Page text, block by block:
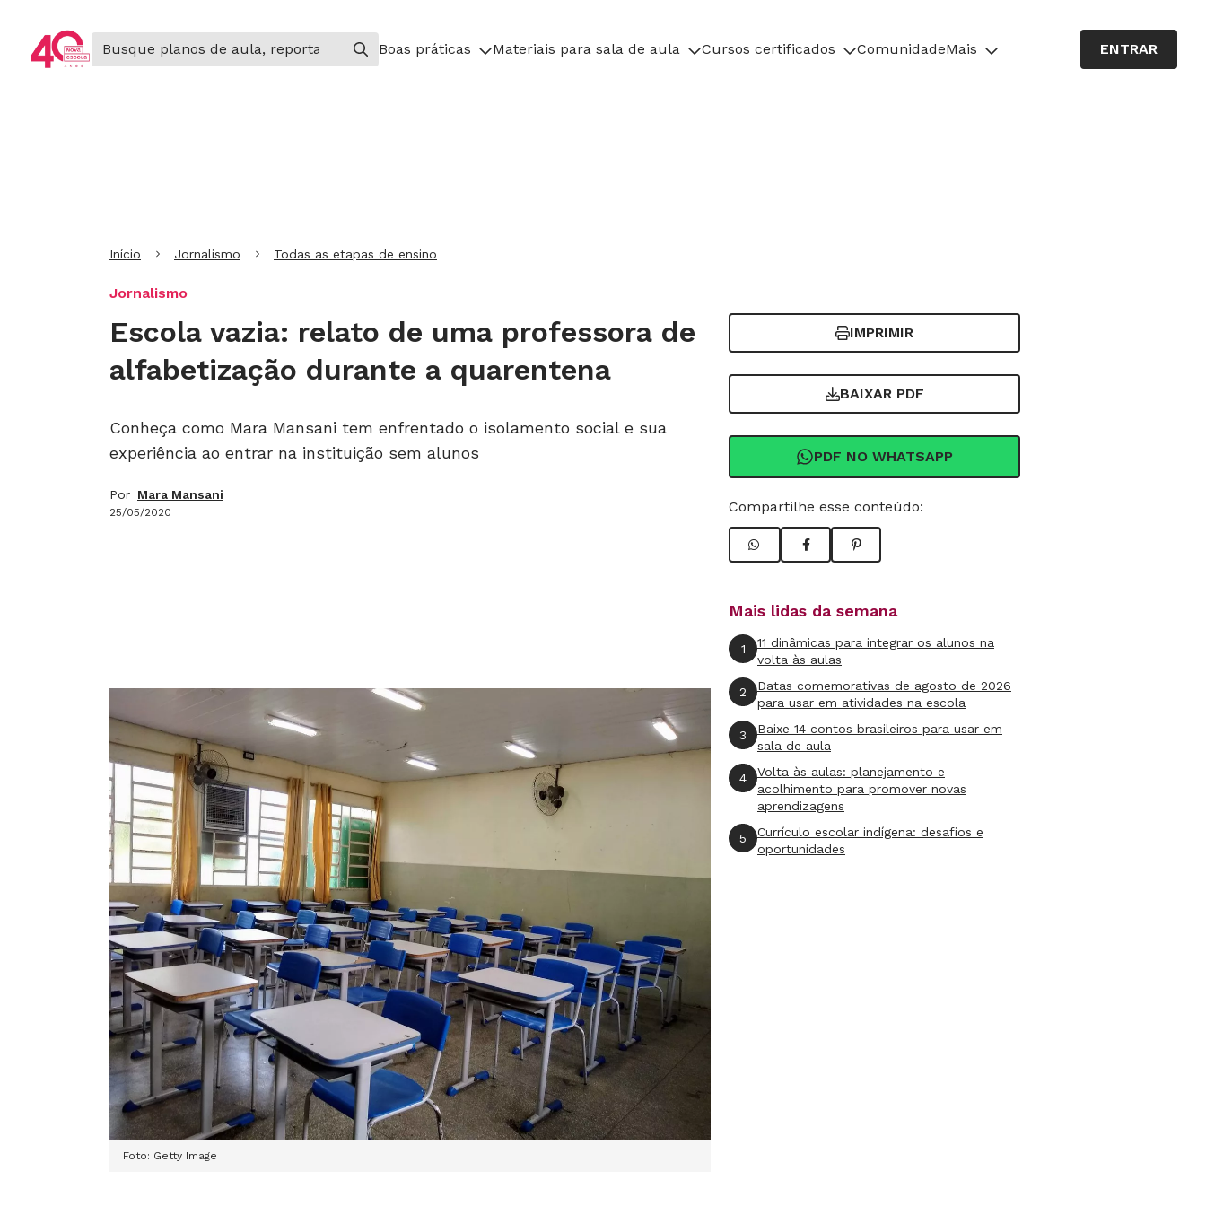
Boas práticas Materiais para sala de aula Cursos certificados ComunidadeMais ENTRAR
Início Jornalismo Todas as etapas de ensino
Jornalismo
Escola vazia: relato de uma professora de
alfabetização durante a quarentena
Conheça como Mara Mansani tem enfrentado o isolamento social e sua
experiência ao entrar na instituição sem alunos
Por Mara Mansani
25/05/2020
IMPRIMIR
BAIXAR PDF
PDF NO WHATSAPP
Compartilhe esse conteúdo:
Foto: Getty Image
Mais lidas da semana
1
11 dinâmicas para integrar os alunos na
volta às aulas
2
Datas comemorativas de agosto de 2026
para usar em atividades na escola
3
Baixe 14 contos brasileiros para usar em
sala de aula
4
Volta às aulas: planejamento e
acolhimento para promover novas
aprendizagens
5
Currículo escolar indígena: desafios e
oportunidades